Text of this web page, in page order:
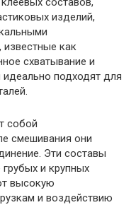
изделий,
известные как
схватывание и
подходят для
собой
смешивания они
Эти составы
и крупных
высокую
и воздействию